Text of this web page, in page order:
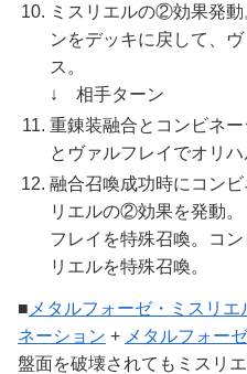
ミスリエルの②効果発
ンをデッキに戻して、
ス。
↓ 相手ターン
重錬装融合とコンビネ
とヴァルフレイでオリハ
融合召喚成功時にコン
リエルの②効果を発動
フレイを特殊召喚。コ
リエルを特殊召喚。
■ メタルフォーゼ・ミスリエ
ネーション + メタルフォー
盤面を破壊されてもミスリ